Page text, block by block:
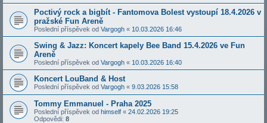
Poctivý rock a bigbít - Fantomova Bolest vystoupí 18.4.2026 v
pražské Fun Areně
Poslední příspěvek od Vargogh « 10.03.2026 16:46
Swing & Jazz: Koncert kapely Bee Band 15.4.2026 ve Fun
Areně
Poslední příspěvek od Vargogh « 10.03.2026 16:40
Koncert LouBand & Host
Poslední příspěvek od Vargogh « 9.03.2026 15:58
Tommy Emmanuel - Praha 2025
Poslední příspěvek od himself « 24.02.2026 19:25
Odpovědi: 8